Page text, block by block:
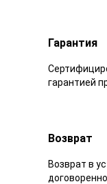
Гарантия
гарантией
Возврат
Возврат в